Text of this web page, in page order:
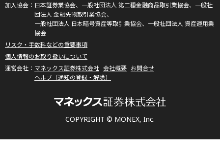
COPYRIGHT © MONEX, Inc.
日本証券業協会、一般社団法人 第二種金融商品取引業協会、一般社
団法人 金融先物取引業協会、
一般社団法人 日本暗号資産等取引業協会、一般社団法人 資産運用業
協会
リスク・手数料などの重要事項
個人情報のお取り扱いについて
マネックス証券株式会社 会社概要 お問合せ
ヘルプ（通知の登録・解除）